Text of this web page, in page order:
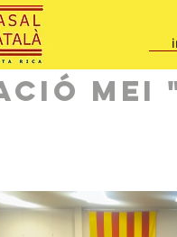
Mei